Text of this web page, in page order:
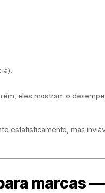
eles mostram o
estatisticamente, mas
marcas